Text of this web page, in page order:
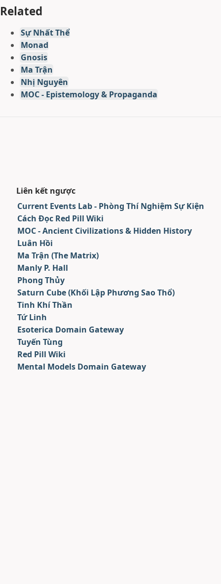
Related
Sự Nhất Thể
Monad
Gnosis
Ma Trận
Nhị Nguyên
MOC - Epistemology & Propaganda
Liên kết ngược
Current Events Lab - Phòng Thí Nghiệm Sự Kiện
Cách Đọc Red Pill Wiki
MOC - Ancient Civilizations & Hidden History
Luân Hồi
Ma Trận (The Matrix)
Manly P. Hall
Phong Thủy
Saturn Cube (Khối Lập Phương Sao Thổ)
Tinh Khí Thần
Tứ Linh
Esoterica Domain Gateway
Tuyến Tùng
Red Pill Wiki
Mental Models Domain Gateway